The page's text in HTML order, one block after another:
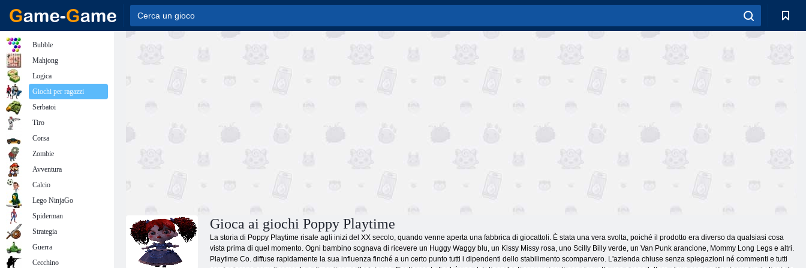
Gioca ai giochi Poppy Playtime
La storia di Poppy Playtime risale agli inizi del XX secolo, quando venne aperta una fabbrica di giocattoli. È stata una vera svolta, poiché il prodotto era diverso da qualsiasi cosa
vista prima di quel momento. Ogni bambino sognava di ricevere un Huggy Waggy blu, un Kissy Missy rosa, uno Scilly Billy verde, un Van Punk arancione, Mommy Long Legs e altri.
Playtime Co. diffuse rapidamente la sua influenza finché a un certo punto tutti i dipendenti dello stabilimento scomparvero. L'azienda chiuse senza spiegazioni né commenti e tutti
Bubble
Mahjong
Logica
Giochi per ragazzi
Serbatoi
Tiro
Corsa
Zombie
Avventura
Calcio
Lego NinjaGo
Spiderman
Strategia
Guerra
Cecchino